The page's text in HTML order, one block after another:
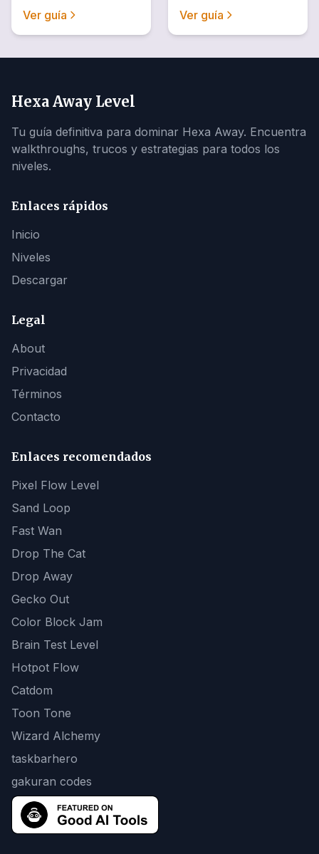
Ver guía
Ver guía
Hexa Away Level
Tu guía definitiva para dominar Hexa Away. Encuentra
walkthroughs, trucos y estrategias para todos los
niveles.
Enlaces rápidos
Inicio
Niveles
Descargar
Legal
About
Privacidad
Términos
Contacto
Enlaces recomendados
Pixel Flow Level
Sand Loop
Fast Wan
Drop The Cat
Drop Away
Gecko Out
Color Block Jam
Brain Test Level
Hotpot Flow
Catdom
Toon Tone
Wizard Alchemy
taskbarhero
gakuran codes